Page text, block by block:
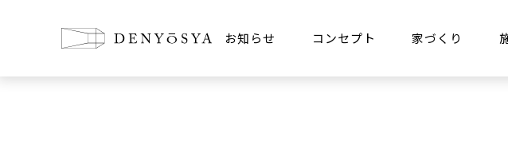
お知らせ コンセプト 家づくり